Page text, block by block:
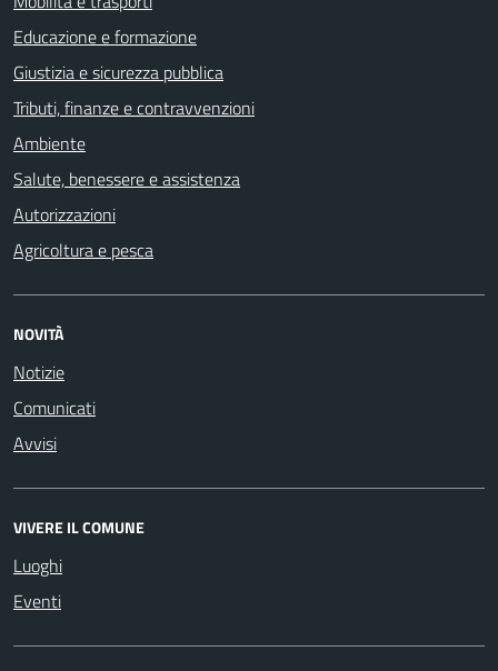
Educazione e formazione
Giustizia e sicurezza pubblica
Tributi, finanze e contravvenzioni
Ambiente
Salute, benessere e assistenza
Autorizzazioni
Agricoltura e pesca
NOVITÀ
Notizie
Comunicati
Avvisi
VIVERE IL COMUNE
Luoghi
Eventi